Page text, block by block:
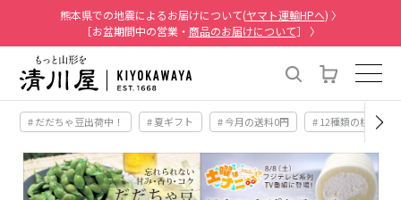
熊本県での地震によるお届けについて(ヤマト運輸HPへ) 〉
［お盆期間中の営業・ 商品のお届けについて］ 〉
# だだちゃ豆出荷中！ # 夏ギフト # 今月の送料0円 # 12種類の桃